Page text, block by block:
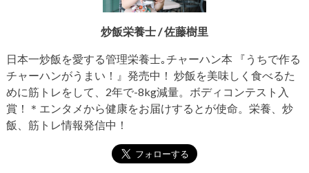
炒飯栄養士 / 佐藤樹里
日本一炒飯を愛する管理栄養士｡チャーハン本 『うちで作る
チャーハンがうまい！』発売中！ 炒飯を美味しく食べるた
めに筋トレをして、2年で-8kg減量。ボディコンテスト入
賞！＊エンタメから健康をお届けするとが使命。栄養、炒
飯、筋トレ情報発信中！